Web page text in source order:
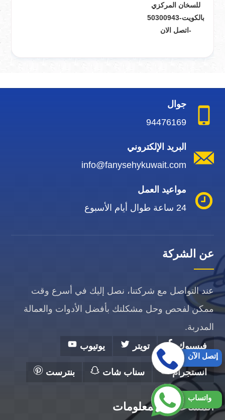
للسخان المركزي
بالكويت-50300943
-اتصل الان
جوال
94476169
البريد الإلكتروني
info@fanysehykuwait.com
مواعيد العمل
24 ساعة طوال أيام الأسبوع
عن الشركة
عند التواصل مع شركتنا، نصل إليك في أسرع وقت
ممكن لفحص وحل مشكلتك بأفضل الأدوات والعمالة
المدربة.
فيسبوك
تويتر يوتيوب
انستجرام سناب شات بنترست
المساعدة والمعلومات
واتساب
إتصل الآن